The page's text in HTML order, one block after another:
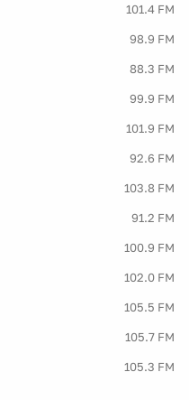
101.4 FM
98.9 FM
88.3 FM
99.9 FM
101.9 FM
92.6 FM
103.8 FM
91.2 FM
100.9 FM
102.0 FM
105.5 FM
105.7 FM
105.3 FM